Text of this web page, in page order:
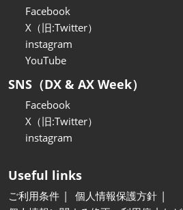
Facebook
X（旧:Twitter）
instagram
YouTube
SNS（DX & AX Week）
Facebook
X（旧:Twitter）
instagram
Useful links
ご利用条件
個人情報保護方針